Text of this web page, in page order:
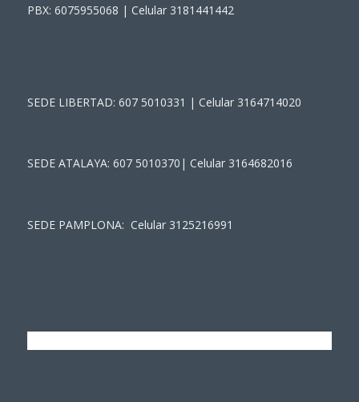
PBX: 6075955068 | Celular 3181441442
SEDE LIBERTAD: 607 5010331 | Celular 3164714020
SEDE ATALAYA: 607 5010370| Celular 3164682016
SEDE PAMPLONA: Celular 3125216991